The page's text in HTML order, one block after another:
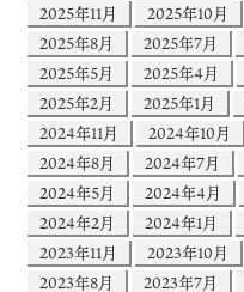
2025年11月
2025年10月
2025年8月
2025年7月
2025年5月
2025年4月
2025年2月
2025年1月
2024年11月
2024年10月
2024年8月
2024年7月
2024年5月
2024年4月
2024年2月
2024年1月
2023年11月
2023年10月
2023年8月
2023年7月